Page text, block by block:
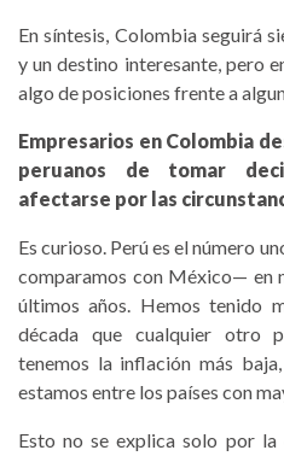
En síntesis, Colombia seguirá
y un destino interesante, pero
algo de posiciones frente a
Empresarios en Colombia
peruanos de tomar
afectarse por las
Es curioso. Perú es el número
comparamos con México— en
últimos años. Hemos tenido
década que cualquier otro
tenemos la inflación más
estamos entre los países con
Esto no se explica solo por la